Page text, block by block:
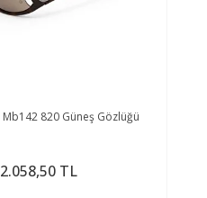
Mb142 820 Güneş Gözlüğü
2.058,50 TL